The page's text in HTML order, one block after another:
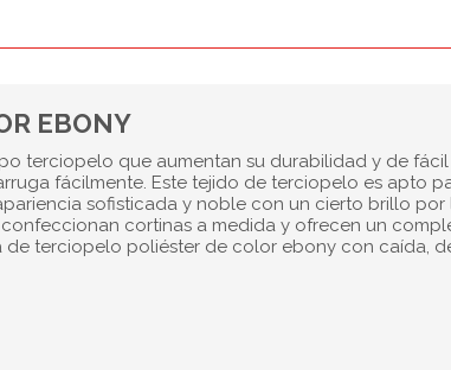
EBONY
terciopelo que aumentan su durabilidad y de fácil
fácilmente. Este tejido de terciopelo es apto
sofisticada y noble con un cierto brillo por
confeccionan cortinas a medida y ofrecen un
terciopelo poliéster de color ebony con caída,